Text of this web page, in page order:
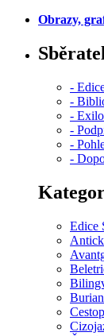
Obrazy,
-
-
-
-
-
-
Edice